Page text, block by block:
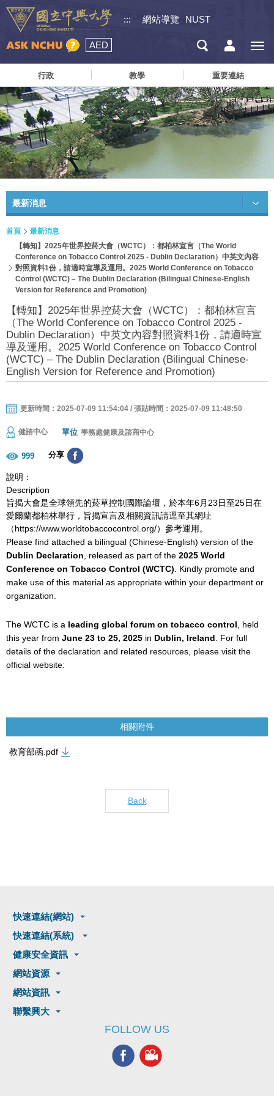
::: 網站導覽 NUST
AED
行政 教學 重要連結
最新消息
首頁
最新消息
【轉知】2025年世界控菸大會（WCTC）：都柏林宣言（The World
Conference on Tobacco Control 2025 - Dublin Declaration）中英文內容
對照資料1份，請適時宣導及運用。2025 World Conference on Tobacco
Control (WCTC) – The Dublin Declaration (Bilingual Chinese-English
Version for Reference and Promotion)
【轉知】2025年世界控菸大會（WCTC）：都柏林宣言
（The World Conference on Tobacco Control 2025 -
Dublin Declaration）中英文內容對照資料1份，請適時宣
導及運用。2025 World Conference on Tobacco Control
(WCTC) – The Dublin Declaration (Bilingual Chinese-
English Version for Reference and Promotion)
更新時間：2025-07-09 11:54:04 / 張貼時間：2025-07-09 11:48:50
健諮中心 單位 學務處健康及諮商中心
999 分享
說明：
Description
旨揭大會是全球領先的菸草控制國際論壇，於本年6月23日至25日在
愛爾蘭都柏林舉行，旨揭宣言及相關資訊請逕至其網址
（https://www.worldtobaccocontrol.org/）參考運用。
Please find attached a bilingual (Chinese-English) version of the
Dublin Declaration , released as part of the 2025 World
Conference on Tobacco Control (WCTC) . Kindly promote and
make use of this material as appropriate within your department or
organization.
The WCTC is a leading global forum on tobacco control , held
this year from June 23 to 25, 2025 in Dublin, Ireland . For full
details of the declaration and related resources, please visit the
official website:
相關附件
教育部函.pdf
Back
快速連結(網站)
快速連結(系統)
健康安全資訊
網站資源
網站資訊
聯繫興大
FOLLOW US